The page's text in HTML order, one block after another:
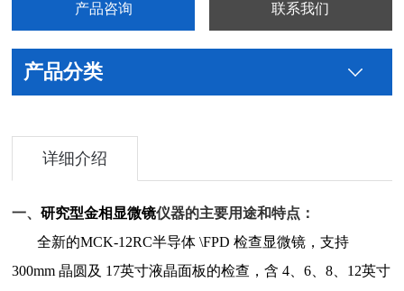
产品咨询 联系我们
产品分类
详细介绍
一、研究型金相显微镜仪器的主要用途和特点：
全新的MCK-12RC半导体 \FPD 检查显微镜，支持
300mm 晶圆及 17英寸液晶面板的检查，含 4、6、8、12英寸